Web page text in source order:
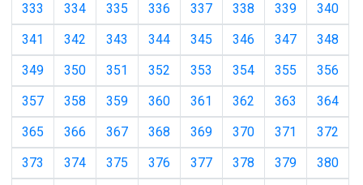
333
334 335 336 337 338 339
340
341
342 343 344 345 346 347
348
349
350 351 352 353 354 355
356
357
358 359 360 361 362 363
364
365
366 367 368 369 370 371
372
373
374 375 376 377 378 379
380